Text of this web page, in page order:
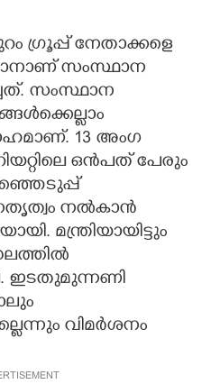
ഗ്രൂപ്പ് നേതാക്കളെ
സംസ്ഥാന
സംസ്ഥാന
13 അംഗ
ഒൻപത് പേരും
നൽകാൻ
മന്ത്രിയായിട്ടും
ഇടതുമുന്നണി
വിമർശനം